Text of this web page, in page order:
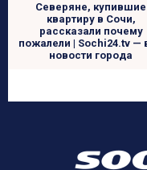
Северяне, купившие
квартиру в Сочи,
рассказали почему
пожалели | Sochi24.tv —
новости города